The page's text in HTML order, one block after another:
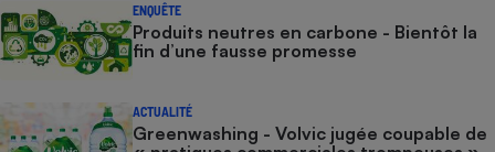
ENQUÊTE
Produits neutres en carbone - Bientôt la
fin d’une fausse promesse
ACTUALITÉ
Greenwashing - Volvic jugée coupable de